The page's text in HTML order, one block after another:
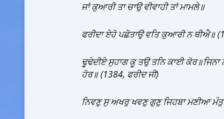
ਜਾਂ ਕੁਆਰੀ ਤਾ ਚਾਉ ਵੀਵਾਹੀ ਤਾਂ ਮਾਮਲੇ॥
ਫਰੀਦਾ ਏਹੋ ਪਛੋਤਾਉ ਵਤਿ ਕੁਆਰੀ ਨ ਥੀਐ॥
ਢੂਢੇਦੀਏ ਸੁਹਾਗ ਕੂ ਤਉ ਤਨਿ ਕਾਈ ਕੋਰ॥ਜਿਨਾ
ਹੋਰ॥ (1384, ਫਰੀਦ ਜੀ)
ਨਿਵਣੁ ਸੁ ਅਖਰੁ ਖਵਣੁ ਗੁਣੁ ਜਿਹਬਾ ਮਣੀਆ